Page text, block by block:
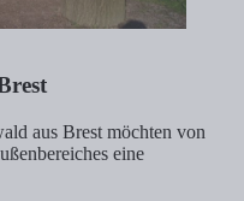
aus Brest möchten von
eine